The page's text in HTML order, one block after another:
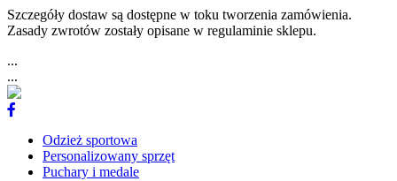
Szczegóły dostaw są dostępne w toku tworzenia zamówienia.
Zasady zwrotów zostały opisane w regulaminie sklepu.
...
...
Odzież sportowa
Personalizowany sprzęt
Puchary i medale